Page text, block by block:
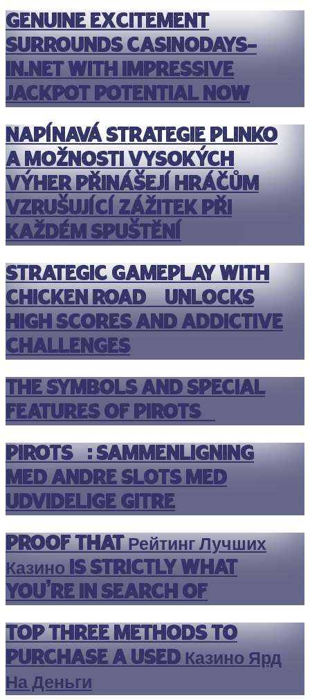
Genuine excitement
surrounds casinodays-
in.net with impressive
jackpot potential now
Napínavá strategie plinko
a možnosti vysokých
výher přinášejí hráčům
vzrušující zážitek při
každém spuštění
Strategic gameplay with
chicken road 2 unlocks
high scores and addictive
challenges
The Symbols and Special
Features of Pirots 5
Pirots 5: Sammenligning
med Andre Slots med
Udvidelige Gitre
Proof That Рейтинг Лучших
Казино Is strictly What
You’re In search of
Top three Methods To
purchase A Used Казино Ярд
На Деньги